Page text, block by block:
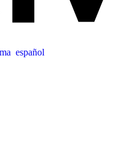
español